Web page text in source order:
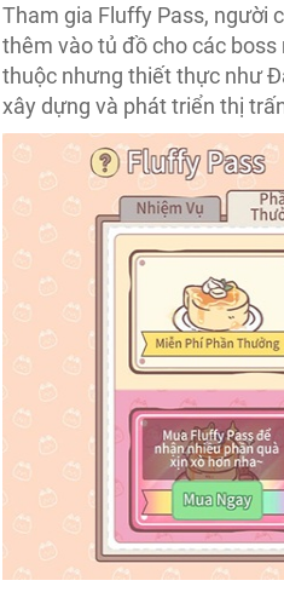
Tham gia Fluffy Pass, người
thêm vào tủ đồ cho các
thuộc nhưng thiết thực như
xây dựng và phát triển thị